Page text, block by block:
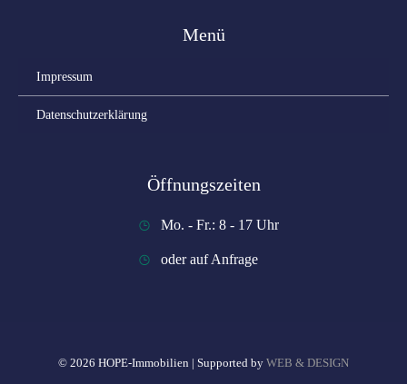
Menü
Impressum
Datenschutzerklärung
Öffnungszeiten
Mo. - Fr.: 8 - 17 Uhr
oder auf Anfrage
© 2026 HOPE-Immobilien | Supported by WEB & DESIGN